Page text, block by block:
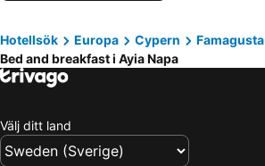
Hotellsök Europa Cypern Famagusta
Bed and breakfast i Ayia Napa
Välj ditt land